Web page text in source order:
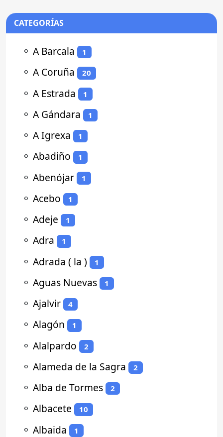
CATEGORÍAS
⚬ A Barcala 1
⚬ A Coruña 20
⚬ A Estrada 1
⚬ A Gándara 1
⚬ A Igrexa 1
⚬ Abadiño 1
⚬ Abenójar 1
⚬ Acebo 1
⚬ Adeje 1
⚬ Adra 1
⚬ Adrada ( la ) 1
⚬ Aguas Nuevas 1
⚬ Ajalvir 4
⚬ Alagón 1
⚬ Alalpardo 2
⚬ Alameda de la Sagra 2
⚬ Alba de Tormes 2
⚬ Albacete 10
⚬ Albaida 1